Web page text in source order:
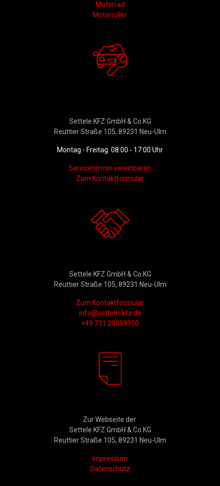
Motorrad
Motorroller
Settele KFZ GmbH & Co.KG
Reuttier Straße 105, 89231 Neu-Ulm
Montag - Freitag: 08:00 - 17:00 Uhr
Servicetermin vereinbaren
Zum Kontaktformular
Settele KFZ GmbH & Co.KG
Reuttier Straße 105, 89231 Neu-Ulm
Zum Kontaktformular
info@settele-kfz.de
+49 731 20559950
Zur Webseite der
Settele KFZ GmbH & Co.KG
Reuttier Straße 105, 89231 Neu-Ulm
Impressum
Datenschutz